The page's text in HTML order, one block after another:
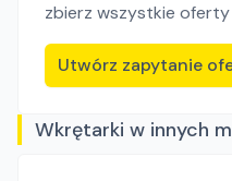
zbierz wszystkie oferty
Utwórz zapytanie
Wkrętarki w innych